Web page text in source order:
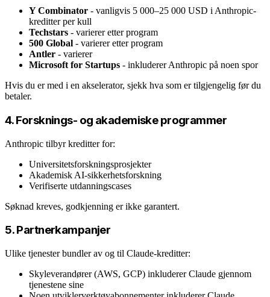
Y Combinator - vanligvis 5 000–25 000 USD i Anthropic-
kreditter per kull
Techstars - varierer etter program
500 Global - varierer etter program
Antler - varierer
Microsoft for Startups - inkluderer Anthropic på noen spor
Hvis du er med i en akselerator, sjekk hva som er tilgjengelig før du
betaler.
4. Forsknings- og akademiske programmer
Anthropic tilbyr kreditter for:
Universitetsforskningsprosjekter
Akademisk AI-sikkerhetsforskning
Verifiserte utdanningscases
Søknad kreves, godkjenning er ikke garantert.
5. Partnerkampanjer
Ulike tjenester bundler av og til Claude-kreditter:
Skyleverandører (AWS, GCP) inkluderer Claude gjennom
tjenestene sine